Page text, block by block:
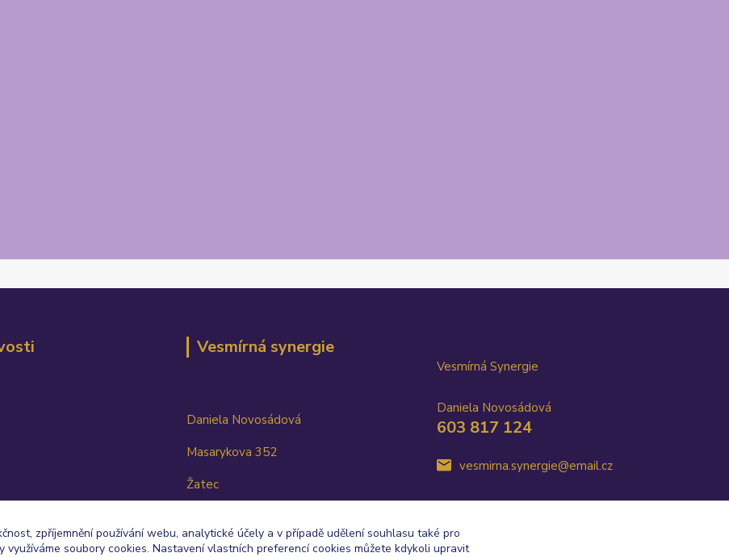
Vesmírná synergie
Daniela Novosádová
Masarykova 352
Žatec
TEL: 603 817 124
Vesmírná Synergie
Daniela Novosádová
603 817 124
vesmirna.synergie@email.cz
zpříjemnění používání webu, analytické účely a v případě udělení souhlasu také pro
využíváme soubory cookies. Nastavení vlastních preferencí cookies můžete kdykoli upravit